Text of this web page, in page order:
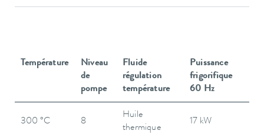
Température
Niveau
de
pompe
Fluide
régulation
température
Puissance
frigorifique
60 Hz
300 °C 8
Huile
thermique
17 kW